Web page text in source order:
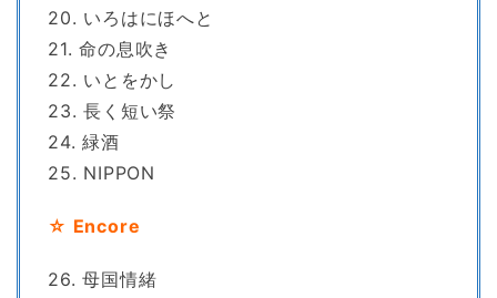
20. いろはにほへと
21. 命の息吹き
22. いとをかし
23. 長く短い祭
24. 緑酒
25. NIPPON
☆ Encore
26. 母国情緒